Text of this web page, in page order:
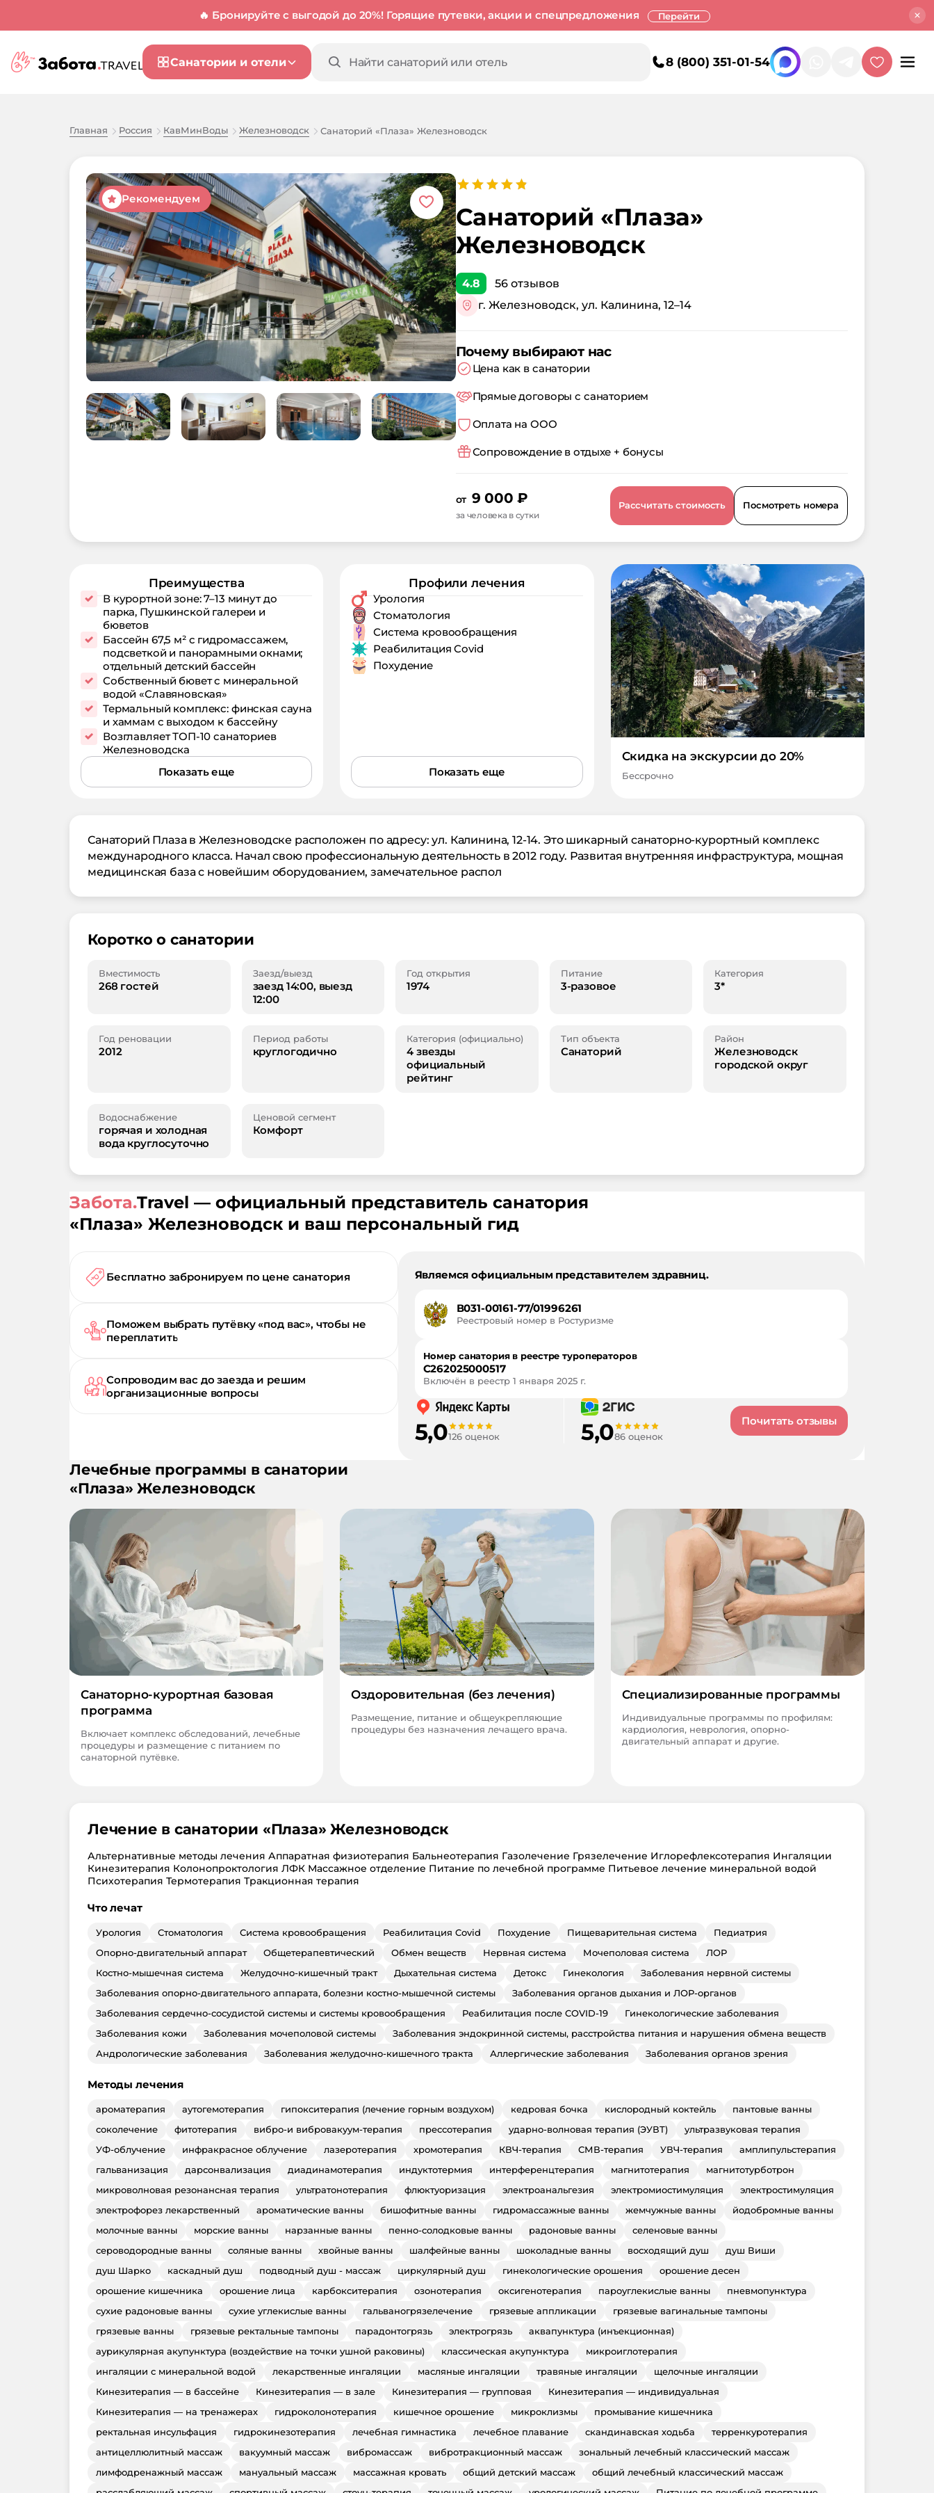
🔥 Бронируйте с выгодой до 20%! Горящие путевки, акции и спецпредложения Перейти
Санатории и отели 8 (800) 351-01-54
Главная Россия КавМинВоды Железноводск Санаторий «Плаза» Железноводск
Рекомендуем
Санаторий «Плаза»
Железноводск
4.8 56отзывов
г. Железноводск, ул. Калинина, 12–14
Почему выбирают нас
Цена как в санатории
Прямые договоры с санаторием
Оплата на ООО
Сопровождение в отдыхе + бонусы
от 9 000 ₽
за человека в сутки
Рассчитать стоимость Посмотреть номера
Преимущества
В курортной зоне: 7–13 минут до
парка, Пушкинской галереи и
бюветов
Бассейн 67,5 м² с гидромассажем,
подсветкой и панорамными окнами;
отдельный детский бассейн
Собственный бювет с минеральной
водой «Славяновская»
Термальный комплекс: финская сауна
и хаммам с выходом к бассейну
ВозглавляетТОП-10 санаториев
Железноводска
Показать еще
Профили лечения
Урология
Стоматология
Система кровообращения
Реабилитация Covid
Похудение
Показать еще
Скидка на экскурсии до 20%
Бессрочно
Санаторий Плаза в Железноводске расположен по адресу: ул. Калинина, 12-14. Это шикарный санаторно-курортный комплекс
международного класса. Начал свою профессиональную деятельность в 2012 году. Развитая внутренняя инфраструктура, мощная
медицинская база с новейшим оборудованием, замечательное распол
Коротко о санатории
Вместимость
268 гостей
Заезд/выезд
заезд 14:00, выезд
12:00
Год открытия
1974
Питание
3-разовое
Категория
3*
Год реновации
2012
Период работы
круглогодично
Категория (официально)
4 звезды
официальный
рейтинг
Тип объекта
Санаторий
Район
Железноводск
городской округ
Водоснабжение
горячая и холодная
вода круглосуточно
Ценовой сегмент
Комфорт
Забота.Travel — официальный представитель санатория
«Плаза» Железноводск и ваш персональный гид
Бесплатно забронируем по цене санатория
Поможем выбрать путёвку «под вас», чтобы не
переплатить
Сопроводим вас до заезда и решим
организационные вопросы
Являемся официальным представителем здравниц.
В031-00161-77/01996261
Реестровый номер в Ростуризме
Номер санатория в реестре туроператоров
С262025000517
Включён в реестр 1 января 2025 г.
5,0126 оценок 5,086 оценок
Почитать отзывы
Лечебные программы в санатории
«Плаза» Железноводск
Санаторно-курортная базовая
программа
Включает комплекс обследований, лечебные
процедуры и размещение с питанием по
санаторной путёвке.
Оздоровительная (без лечения)
Размещение, питание и общеукрепляющие
процедуры без назначения лечащего врача.
Специализированные программы
Индивидуальные программы по профилям:
кардиология, неврология, опорно-
двигательный аппарат и другие.
Лечение в санатории «Плаза» Железноводск
Альтернативные методы лечения Аппаратная физиотерапия Бальнеотерапия Газолечение Грязелечение Иглорефлексотерапия Ингаляции
Кинезитерапия Колонопроктология ЛФК Массажное отделение Питание по лечебной программе Питьевое лечение минеральной водой
Психотерапия Термотерапия Тракционная терапия
Что лечат
Урология Стоматология Система кровообращения Реабилитация Covid Похудение Пищеварительная система
Педиатрия
Опорно-двигательный аппарат
Общетерапевтический Обмен веществ Нервная система Мочеполовая система
ЛОР
Костно-мышечная система
Желудочно-кишечный тракт Дыхательная система Детокс Гинекология
Заболевания нервной системы
Заболевания опорно-двигательного аппарата, болезни костно-мышечной системы
Заболевания органов дыхания и ЛОР-органов
Заболевания сердечно-сосудистой системы и системы кровообращения
Реабилитация после COVID-19
Гинекологические заболевания
Заболевания кожи
Заболевания мочеполовой системы
Заболевания эндокринной системы, расстройства питания и нарушения обмена веществ
Андрологические заболевания
Заболевания желудочно-кишечного тракта Аллергические заболевания Заболевания органов зрения
Методы лечения
ароматерапия аутогемотерапия гипокситерапия (лечение горным воздухом) кедровая бочка кислородный коктейль
пантовые ванны
соколечение
фитотерапия вибро-и вибровакуум-терапия прессотерапия ударно-волновая терапия (ЭУВТ)
ультразвуковая терапия
УФ-облучение
инфракрасное облучение лазеротерапия хромотерапия КВЧ-терапия СМВ-терапия УВЧ-терапия
амплипульстерапия
гальванизация
дарсонвализация диадинамотерапия индуктотермия интерференцтерапия магнитотерапия
магнитотурботрон
микроволновая резонансная терапия
ультратонотерапия флюктуоризация электроанальгезия электромиостимуляция
электростимуляция
электрофорез лекарственный
ароматические ванны бишофитные ванны гидромассажные ванны жемчужные ванны
йодобромные ванны
молочные ванны
морские ванны нарзанные ванны пенно-солодковые ванны радоновые ванны
селеновые ванны
сероводородные ванны
соляные ванны хвойные ванны шалфейные ванны шоколадные ванны восходящий душ
душ Виши
душ Шарко
каскадный душ подводный душ - массаж циркулярный душ гинекологические орошения
орошение десен
орошение кишечника
орошение лица карбокситерапия озонотерапия оксигенотерапия пароуглекислые ванны
пневмопунктура
сухие радоновые ванны
сухие углекислые ванны гальваногрязелечение грязевые аппликации
грязевые вагинальные тампоны
грязевые ванны
грязевые ректальные тампоны парадонтогрязь электрогрязь
аквапунктура (инъекционная)
аурикулярная акупунктура (воздействие на точки ушной раковины)
классическая акупунктура
микроиглотерапия
ингаляции с минеральной водой
лекарственные ингаляции масляные ингаляции травяные ингаляции
щелочные ингаляции
Кинезитерапия — в бассейне
Кинезитерапия — в зале Кинезитерапия — групповая
Кинезитерапия — индивидуальная
Кинезитерапия — на тренажерах
гидроколонотерапия кишечное орошение микроклизмы
промывание кишечника
ректальная инсульфация
гидрокинезотерапия лечебная гимнастика лечебное плавание скандинавская ходьба
терренкуротерапия
антицеллюлитный массаж
вакуумный массаж вибромассаж вибротракционный массаж
зональный лечебный классический массаж
лимфодренажный массаж
мануальный массаж массажная кровать общий детский массаж
общий лечебный классический массаж